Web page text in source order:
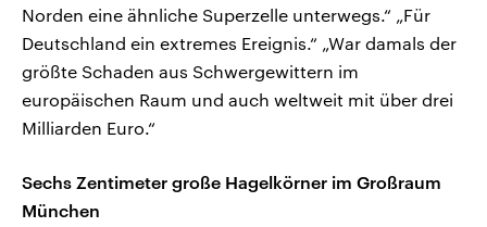
Norden eine ähnliche Superzelle unterwegs.“ „Für
Deutschland ein extremes Ereignis.“ „War damals der
größte Schaden aus Schwergewittern im
europäischen Raum und auch weltweit mit über drei
Milliarden Euro.“
Sechs Zentimeter große Hagelkörner im Großraum
München